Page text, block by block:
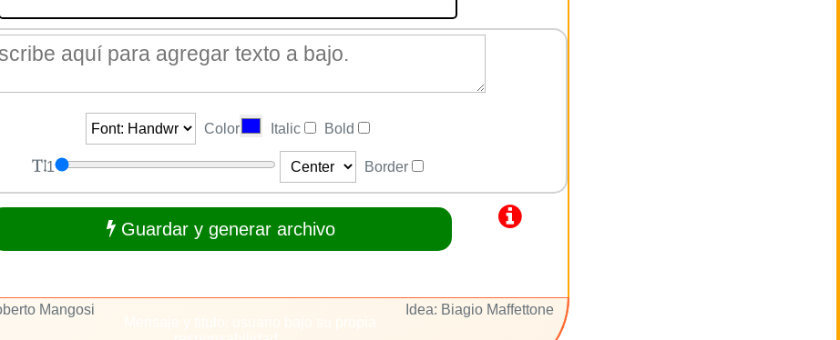
Color Italic Bold
1 Border
Guardar y generar archivo
Mangosi
Idea: Biagio Maffettone